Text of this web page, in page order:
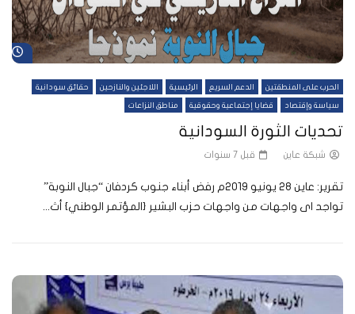
الحرب على المنطقتين الدعم السريع الرئيسية اللاجئين والنازحين حقائق سودانية
سياسة وإقتصاد قضايا إجتماعية وحقوقية مناطق النزاعات
تحديات الثورة السودانية
شبكة عاين قبل 7 سنوات
تقرير: عاين 28 يونيو 2019م رفض أبناء جنوب كردفان “جبال النوبة”
تواجد اى واجهات من واجهات حزب البشير {المؤتمر الوطني} أث...